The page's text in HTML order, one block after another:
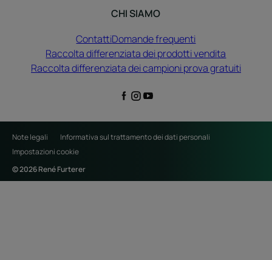
CHI SIAMO
ContattiDomande frequenti
Raccolta differenziata dei prodotti vendita
Raccolta differenziata dei campioni prova gratuiti
Note legali
Informativa sul trattamento dei dati personali
Impostazioni cookie
© 2026 René Furterer